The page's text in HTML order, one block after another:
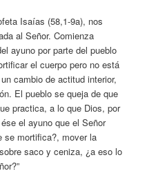
Isaías (58,1-9a), nos
al Señor. Comienza
ayuno por parte del pueblo
el cuerpo pero no está
cambio de actitud interior,
El pueblo se queja de que
practica, a lo que Dios, por
el ayuno que el Señor
se mortifica?, mover la
saco y ceniza, ¿a eso lo